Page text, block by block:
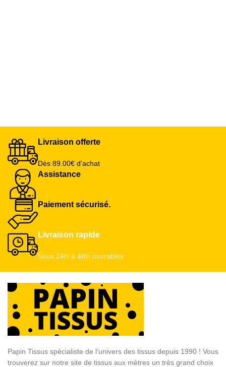
Livraison offerte
Dès 89.00€ d'achat
Assistance
Paiement sécurisé.
Livraison rapide
Sous 24H à 48H ouvrables
Papin Tissus spécialiste de l’univers des tissus depuis 1990 ! Vous
trouverez sur notre site de tissus aux mètres un très grand choix